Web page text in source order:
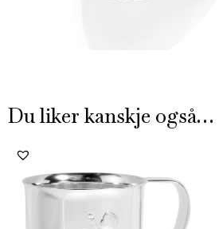
Du liker kanskje også…